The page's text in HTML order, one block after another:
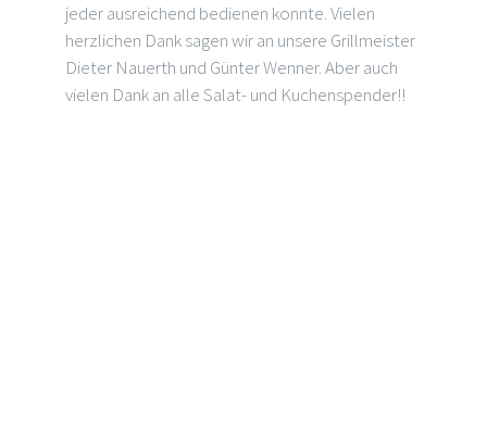
jeder ausreichend bedienen konnte. Vielen
herzlichen Dank sagen wir an unsere Grillmeister
Dieter Nauerth und Günter Wenner. Aber auch
vielen Dank an alle Salat- und Kuchenspender!!